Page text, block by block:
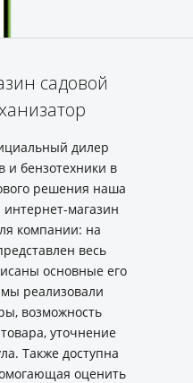
садовой
дилер
и бензотехники в
решения наша
магазин
компании: на
весь
основные его
реализовали
возможность
уточнение
Также доступна
оценить